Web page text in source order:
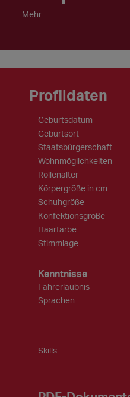
Mehr
Profildaten
Geburtsdatum
Geburtsort
Staatsbürgerschaft
Wohnmöglichkeiten
Rollenalter
Körpergröße in cm
Schuhgröße
Konfektionsgröße
Haarfarbe
Stimmlage
Kenntnisse
Fahrerlaubnis
Sprachen
Skills